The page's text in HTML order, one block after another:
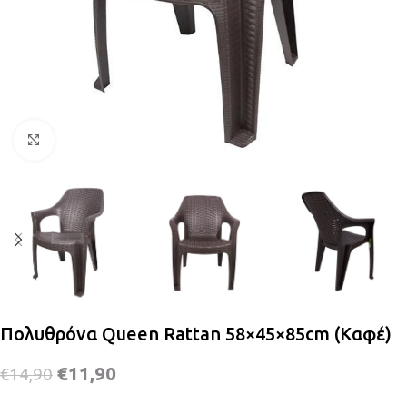
Πολυθρόνα Queen Rattan 58×45×85cm (Καφέ)
€14,90 €11,90